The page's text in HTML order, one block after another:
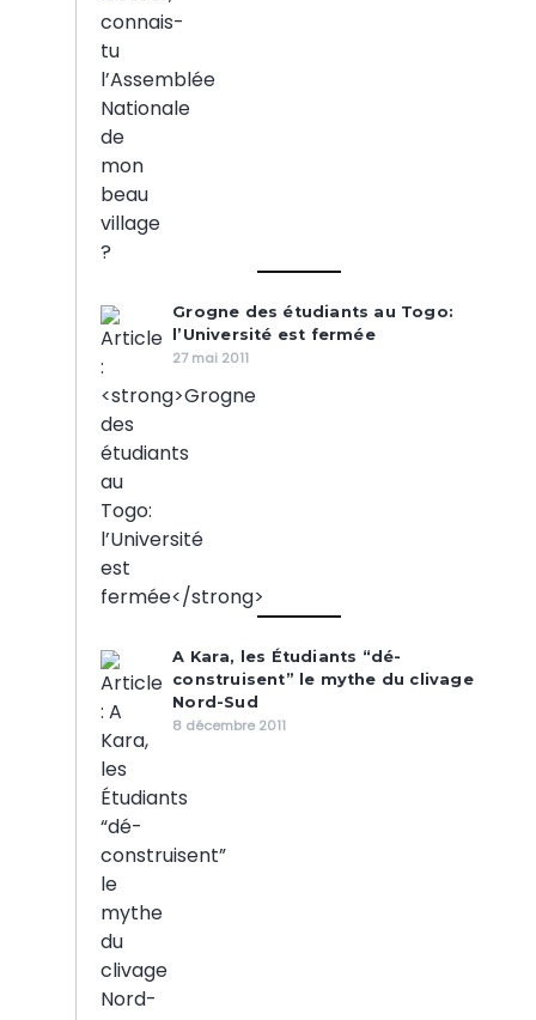
Grogne des étudiants au Togo:
l’Université est fermée
27 mai 2011
A Kara, les Étudiants “dé-
construisent” le mythe du clivage
Nord-Sud
8 décembre 2011